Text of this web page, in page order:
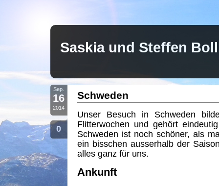
Saskia und Steffen
Sep.
16
2014
0
Schweden
Unser Besuch in Schweden
Flitterwochen und gehört
Schweden ist noch schöner, als
ein bisschen ausserhalb der
alles ganz für uns.
Ankunft